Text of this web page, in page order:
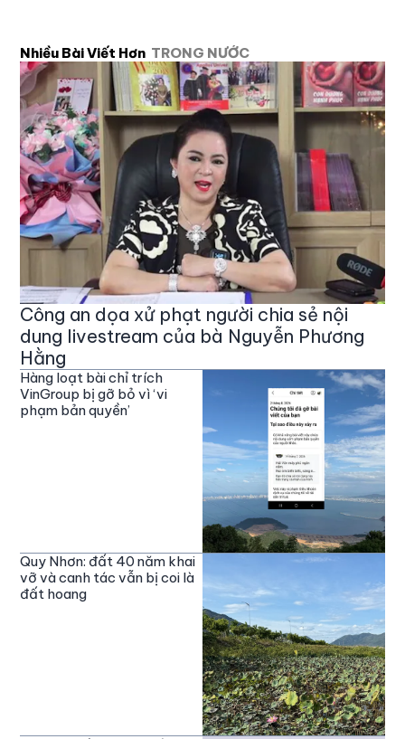
Nhiều Bài Viết Hơn TRONG NƯỚC
Công an dọa xử phạt người chia sẻ nội
dung livestream của bà Nguyễn Phương
Hằng
Hàng loạt bài chỉ trích
VinGroup bị gỡ bỏ vì ‘vi
phạm bản quyền’
Quy Nhơn: đất 40 năm khai
vỡ và canh tác vẫn bị coi là
đất hoang